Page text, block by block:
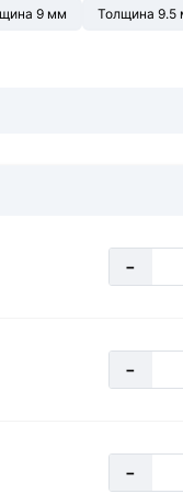
9 мм Толщина 9.5
-
-
-